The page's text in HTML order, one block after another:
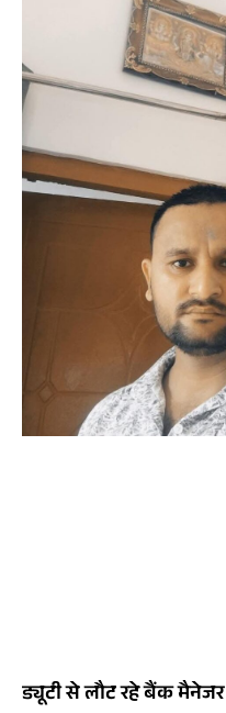
ड्यूटी से लौट रहे बैंक